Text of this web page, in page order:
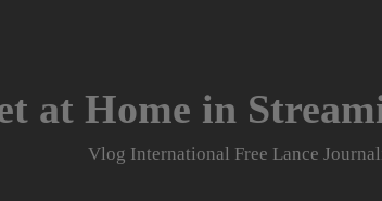
at Home in
Vlog International Free Lance